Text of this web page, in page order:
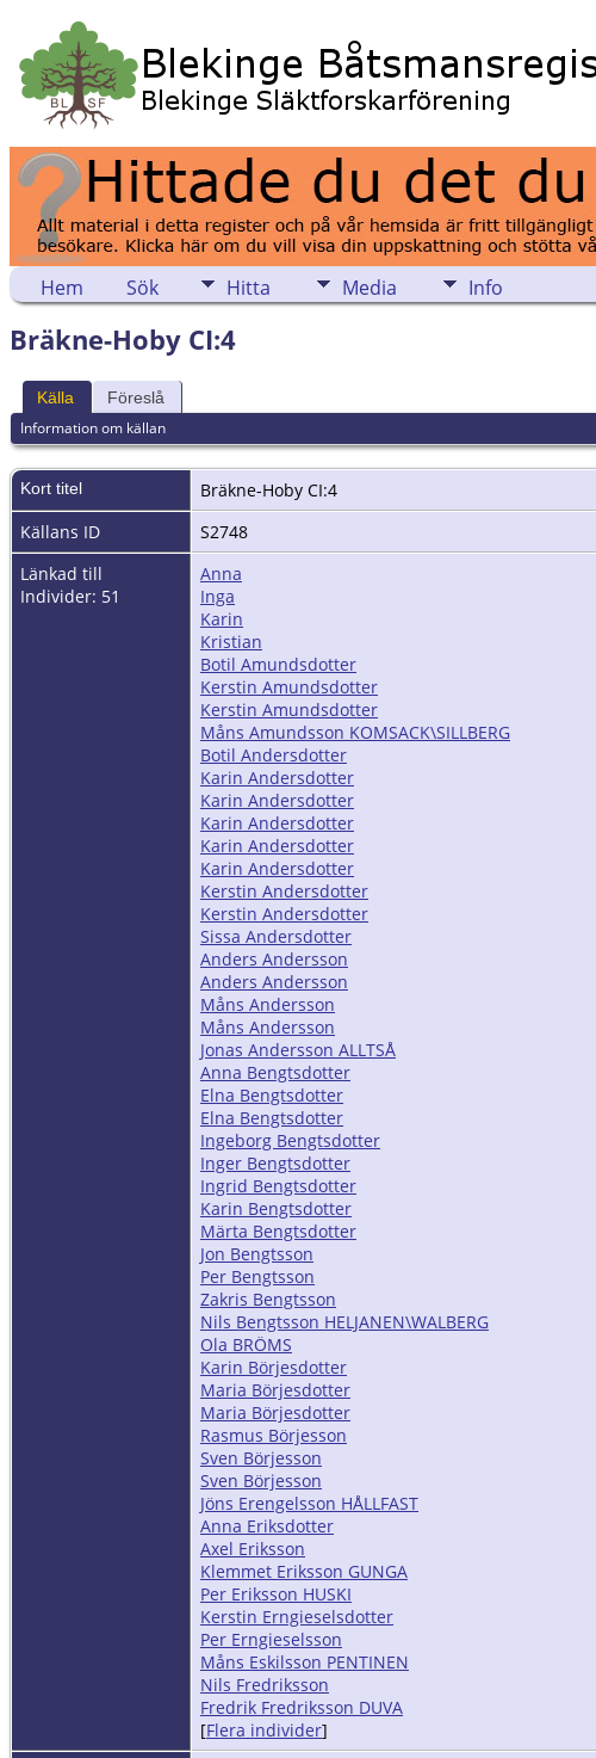
Hem Sök Hitta Media Info
Bräkne-Hoby CI:4
Källa Föreslå
Information om källan
Kort titel
Bräkne-Hoby CI:4
Källans ID
S2748
Länkad till
Individer: 51
Anna
Inga
Karin
Kristian
Botil Amundsdotter
Kerstin Amundsdotter
Kerstin Amundsdotter
Måns Amundsson KOMSACK\SILLBERG
Botil Andersdotter
Karin Andersdotter
Karin Andersdotter
Karin Andersdotter
Karin Andersdotter
Karin Andersdotter
Kerstin Andersdotter
Kerstin Andersdotter
Sissa Andersdotter
Anders Andersson
Anders Andersson
Måns Andersson
Måns Andersson
Jonas Andersson ALLTSÅ
Anna Bengtsdotter
Elna Bengtsdotter
Elna Bengtsdotter
Ingeborg Bengtsdotter
Inger Bengtsdotter
Ingrid Bengtsdotter
Karin Bengtsdotter
Märta Bengtsdotter
Jon Bengtsson
Per Bengtsson
Zakris Bengtsson
Nils Bengtsson HELJANEN\WALBERG
Ola BRÖMS
Karin Börjesdotter
Maria Börjesdotter
Maria Börjesdotter
Rasmus Börjesson
Sven Börjesson
Sven Börjesson
Jöns Erengelsson HÅLLFAST
Anna Eriksdotter
Axel Eriksson
Klemmet Eriksson GUNGA
Per Eriksson HUSKI
Kerstin Erngieselsdotter
Per Erngieselsson
Måns Eskilsson PENTINEN
Nils Fredriksson
Fredrik Fredriksson DUVA
[Flera individer]